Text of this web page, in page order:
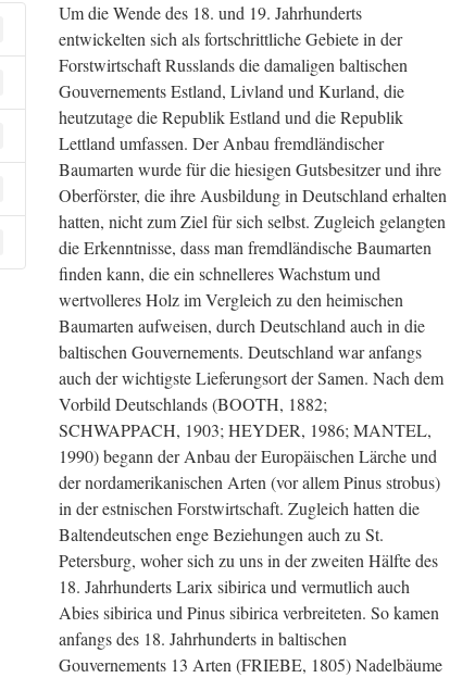
Um die Wende des 18. und 19. Jahrhunderts
entwickelten sich als fortschrittliche Gebiete in der
Forstwirtschaft Russlands die damaligen baltischen
Gouvernements Estland, Livland und Kurland, die
heutzutage die Republik Estland und die Republik
Lettland umfassen. Der Anbau fremdländischer
Baumarten wurde für die hiesigen Gutsbesitzer und ihre
Oberförster, die ihre Ausbildung in Deutschland erhalten
hatten, nicht zum Ziel für sich selbst. Zugleich gelangten
die Erkenntnisse, dass man fremdländische Baumarten
finden kann, die ein schnelleres Wachstum und
wertvolleres Holz im Vergleich zu den heimischen
Baumarten aufweisen, durch Deutschland auch in die
baltischen Gouvernements. Deutschland war anfangs
auch der wichtigste Lieferungsort der Samen. Nach dem
Vorbild Deutschlands (BOOTH, 1882;
SCHWAPPACH, 1903; HEYDER, 1986; MANTEL,
1990) begann der Anbau der Europäischen Lärche und
der nordamerikanischen Arten (vor allem Pinus strobus)
in der estnischen Forstwirtschaft. Zugleich hatten die
Baltendeutschen enge Beziehungen auch zu St.
Petersburg, woher sich zu uns in der zweiten Hälfte des
18. Jahrhunderts Larix sibirica und vermutlich auch
Abies sibirica und Pinus sibirica verbreiteten. So kamen
anfangs des 18. Jahrhunderts in baltischen
Gouvernements 13 Arten (FRIEBE, 1805) Nadelbäume